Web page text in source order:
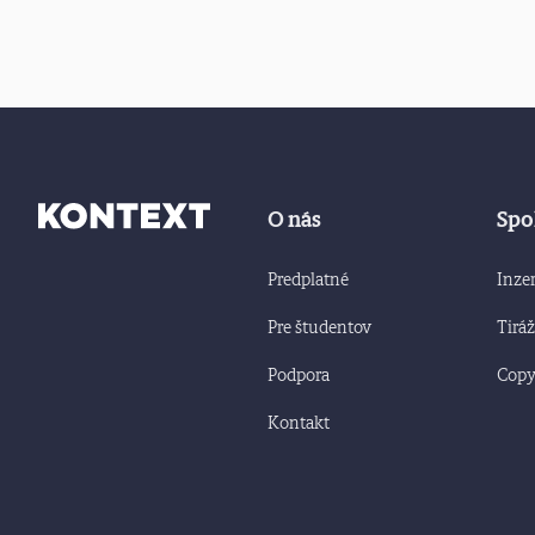
O nás
Predplatné
Pre študentov
Podpora
Kontakt
Tiráž